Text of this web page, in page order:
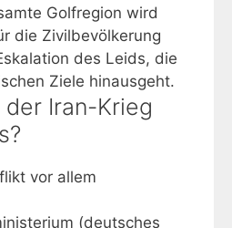
Golfregion wird
die Zivilbevölkerung
des Leids, die
Ziele hinausgeht.
Iran-Krieg
vor allem
(deutsches